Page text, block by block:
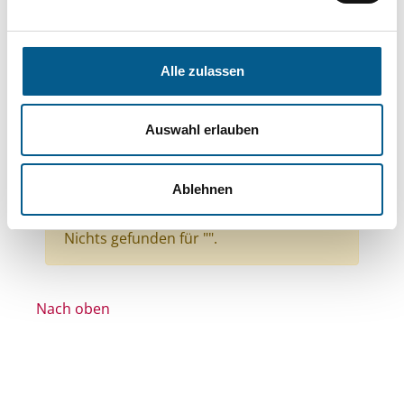
Alle zulassen
Auswahl erlauben
Ablehnen
Themen: Gesundheitswesen
Themen: Natur- & Umweltschutz
Themen: Kunst & Kultur
Themen: Heimatpflege
Themen: Bürgerschaftliches Engagement
Themen: Denkmalschutz
Alle Filter entfernen
Nichts gefunden für "".
Nach oben